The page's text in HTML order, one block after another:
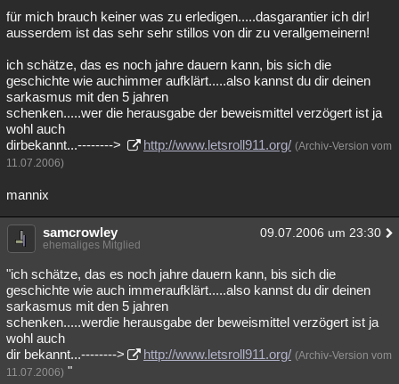
für mich brauch keiner was zu erledigen.....dasgarantier ich dir!
ausserdem ist das sehr sehr stillos von dir zu verallgemeinern!
ich schätze, das es noch jahre dauern kann, bis sich die
geschichte wie auchimmer aufklärt.....also kannst du dir deinen
sarkasmus mit den 5 jahren
schenken.....wer die herausgabe der beweismittel verzögert ist ja
wohl auch
dirbekannt...-------->
http://www.letsroll911.org/ (Archiv-Version vom
11.07.2006)
mannix
samcrowley 09.07.2006 um 23:30
ehemaliges Mitglied
"ich schätze, das es noch jahre dauern kann, bis sich die
geschichte wie auch immeraufklärt.....also kannst du dir deinen
sarkasmus mit den 5 jahren
schenken.....werdie herausgabe der beweismittel verzögert ist ja
wohl auch
dir bekannt...-------->
http://www.letsroll911.org/ (Archiv-Version vom
11.07.2006) "